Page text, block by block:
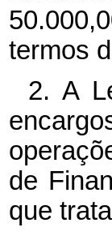
termos
2. A
de
que